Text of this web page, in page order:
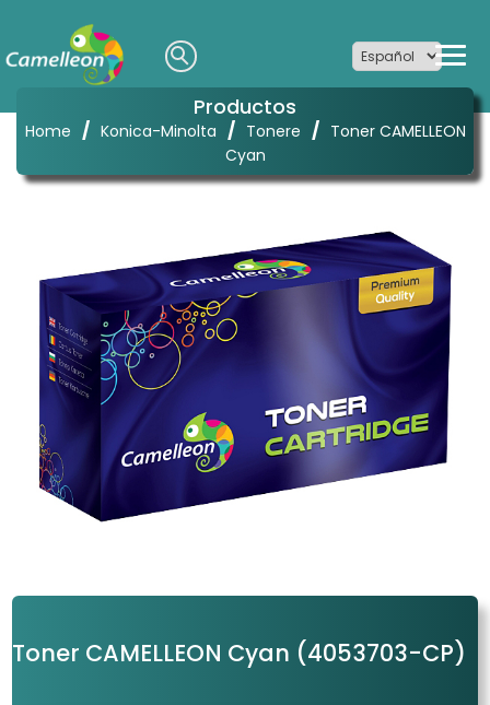
Productos
Home / Konica-Minolta / Tonere / Toner CAMELLEON
Cyan
Toner CAMELLEON Cyan (4053703-CP)